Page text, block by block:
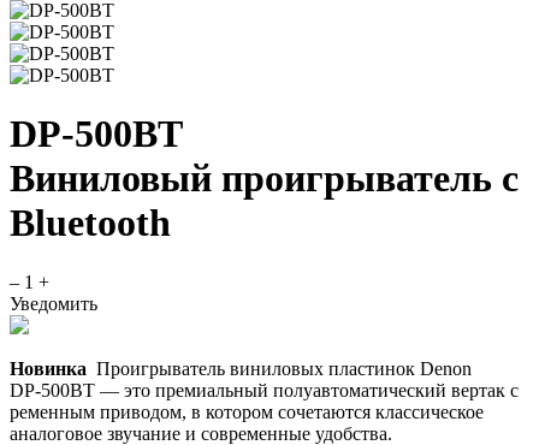
DP-500BT
Виниловый проигрыватель с
Bluetooth
– 1 +
Уведомить
Новинка Проигрыватель виниловых пластинок Denon
DP‑500BT — это премиальный полуавтоматический вертак с
ременным приводом, в котором сочетаются классическое
аналоговое звучание и современные удобства.